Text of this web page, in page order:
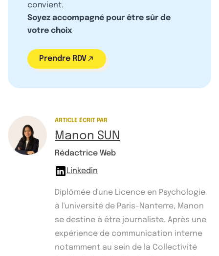
convient.
Soyez accompagné pour être sûr de
votre choix
Prendre RDV
ARTICLE ÉCRIT PAR
Manon SUN
Rédactrice Web
Linkedin
Diplômée d'une Licence en Psychologie
à l'université de Paris-Nanterre, Manon
se destine à être journaliste. Après une
expérience de communication interne
notamment au sein de la Collectivité